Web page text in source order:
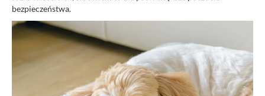
bezpieczeństwa.